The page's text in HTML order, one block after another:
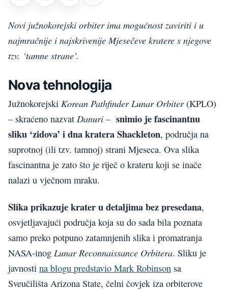
Novi južnokorejski orbiter ima mogućnost zaviriti i u
najmračnije i najskrivenije Mjesečeve kratere s njegove
tzv. ‘tamne strane’.
Nova tehnologija
Južnokorejski Korean Pathfinder Lunar Orbiter(KPLO)
– skraćeno nazvat Danuri – snimio je fascinantnu
sliku ‘zidova’ i dna kratera Shackleton, područja na
suprotnoj (ili tzv. tamnoj) strani Mjeseca. Ova slika
fascinantna je zato što je riječ o krateru koji se inače
nalazi u vječnom mraku.
Slika prikazuje krater u detaljima bez presedana,
osvjetljavajući područja koja su do sada bila poznata
samo preko potpuno zatamnjenih slika i promatranja
NASA-inog Lunar Reconnaissance Orbitera. Sliku je
javnosti na blogu predstavio Mark Robinson sa
Sveučilišta Arizona State, čelni čovjek iza orbiterove